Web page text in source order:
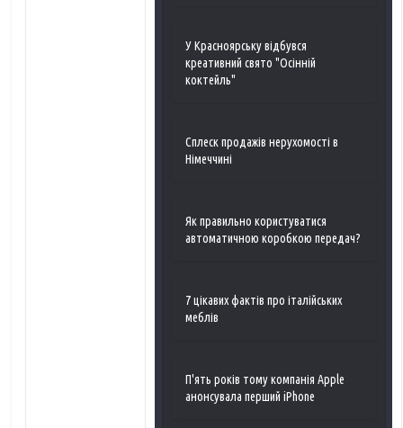
У Красноярську відбувся
креативний свято "Осінній
коктейль"
Сплеск продажів нерухомості в
Німеччині
Як правильно користуватися
автоматичною коробкою передач?
7 цікавих фактів про італійських
меблів
П'ять років тому компанія Apple
анонсувала перший iPhone